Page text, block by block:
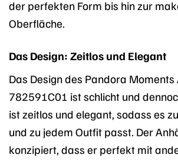
der perfekten Form bis hin zur
Oberfläche.
Das Design: Zeitlos und Elegant
Das Design des Pandora Moments
782591C01 ist schlicht und
ist zeitlos und elegant, sodass es
und zu jedem Outfit passt. Der
konzipiert, dass er perfekt mit